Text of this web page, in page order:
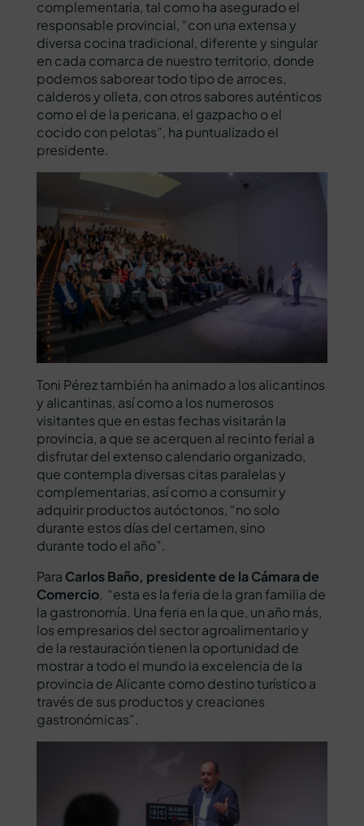
complementaria, tal como ha asegurado el
responsable provincial, “con una extensa y
diversa cocina tradicional, diferente y singular
en cada comarca de nuestro territorio, donde
podemos saborear todo tipo de arroces,
calderos y olleta, con otros sabores auténticos
como el de la pericana, el gazpacho o el
cocido con pelotas”, ha puntualizado el
presidente.
Toni Pérez también ha animado a los alicantinos
y alicantinas, así como a los numerosos
visitantes que en estas fechas visitarán la
provincia, a que se acerquen al recinto ferial a
disfrutar del extenso calendario organizado,
que contempla diversas citas paralelas y
complementarias, así como a consumir y
adquirir productos autóctonos, “no solo
durante estos días del certamen, sino
durante todo el año”.
Para Carlos Baño, presidente de la Cámara de
Comercio, “esta es la feria de la gran familia de
la gastronomía. Una feria en la que, un año más,
los empresarios del sector agroalimentario y
de la restauración tienen la oportunidad de
mostrar a todo el mundo la excelencia de la
provincia de Alicante como destino turístico a
través de sus productos y creaciones
gastronómicas”.